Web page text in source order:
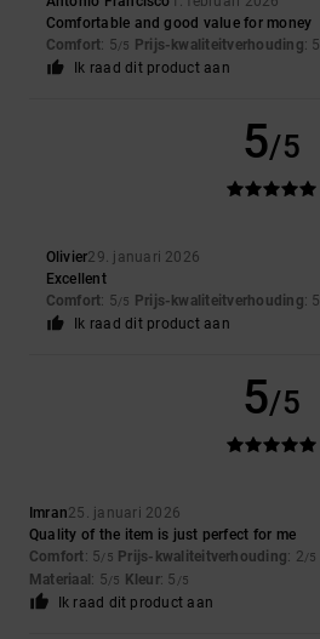
Comfortable and good value for money
Comfort: 5/5 Prijs-kwaliteitverhouding: 5
Ik raad dit product aan
5/5
Olivier29. januari 2026
Excellent
Comfort: 5/5 Prijs-kwaliteitverhouding: 5
Ik raad dit product aan
5/5
Imran25. januari 2026
Quality of the item is just perfect for me
Comfort: 5/5 Prijs-kwaliteitverhouding: 2/5
Materiaal : 5/5 Kleur: 5 /5
Ik raad dit product aan